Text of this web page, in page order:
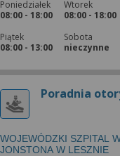
Poniedziałek
08:00 - 18:00
Wtorek
08:00 - 18:00
Piątek
08:00 - 13:00
Sobota
nieczynne
Poradnia
WOJEWÓDZKI SZPITAL
JONSTONA W LESZNIE